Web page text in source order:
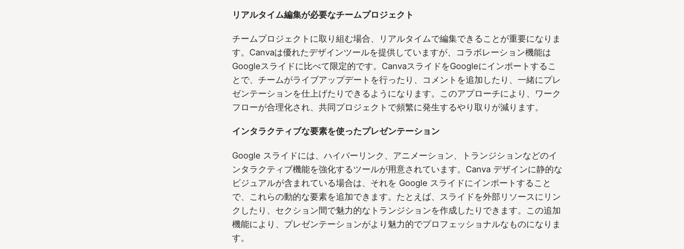
リアルタイム編集が必要なチームプロジェクト
チームプロジェクトに取り組む場合、リアルタイムで編集できることが重要になりま
す。Canvaは優れたデザインツールを提供していますが、コラボレーション機能は
Googleスライドに比べて限定的です。CanvaスライドをGoogleにインポートするこ
とで、チームがライブアップデートを行ったり、コメントを追加したり、一緒にプレ
ゼンテーションを仕上げたりできるようになります。このアプローチにより、ワーク
フローが合理化され、共同プロジェクトで頻繁に発生するやり取りが減ります。
インタラクティブな要素を使ったプレゼンテーション
Google スライドには、ハイパーリンク、アニメーション、トランジションなどのイ
ンタラクティブ機能を強化するツールが用意されています。Canva デザインに静的な
ビジュアルが含まれている場合は、それを Google スライドにインポートすること
で、これらの動的な要素を追加できます。たとえば、スライドを外部リソースにリン
クしたり、セクション間で魅力的なトランジションを作成したりできます。この追加
機能により、プレゼンテーションがより魅力的でプロフェッショナルなものになりま
す。